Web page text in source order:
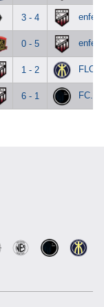
3 - 4
0 - 5
1 - 2
6 - 1